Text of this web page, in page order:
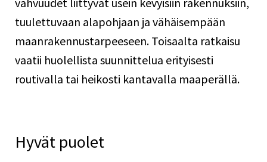
tuulettuvaan alapohjaan ja vähäisempään
maanrakennustarpeeseen. Toisaalta ratkaisu
vaatii huolellista suunnittelua erityisesti
routivalla tai heikosti kantavalla maaperällä.
Hyvät puolet